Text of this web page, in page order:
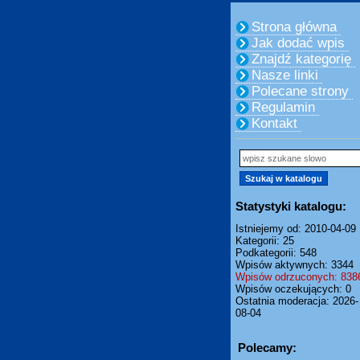
Strona główna
Jak dodać wpis
Znajdź kategorię
Nasze linki
Polecane strony
Regulamin
Kontakt
Statystyki katalogu:
Istniejemy od: 2010-04-09
Kategorii: 25
Podkategorii: 548
Wpisów aktywnych: 3344
Wpisów odrzuconych:
Wpisów oczekujących: 0
Ostatnia moderacja: 2026-
08-04
Polecamy: